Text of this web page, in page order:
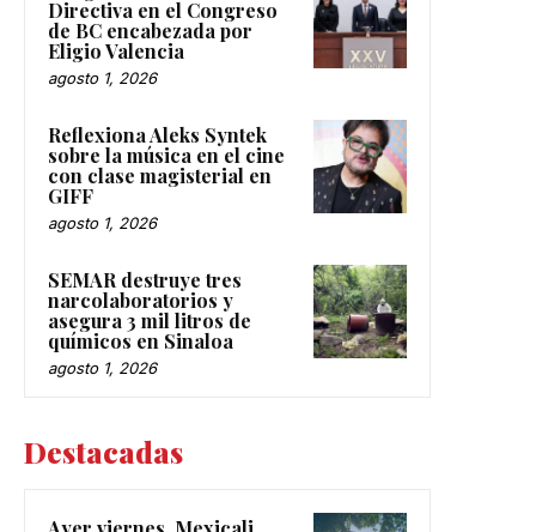
Directiva en el Congreso
de BC encabezada por
Eligio Valencia
agosto 1, 2026
Reflexiona Aleks Syntek
sobre la música en el cine
con clase magisterial en
GIFF
agosto 1, 2026
SEMAR destruye tres
narcolaboratorios y
asegura 3 mil litros de
químicos en Sinaloa
agosto 1, 2026
Destacadas